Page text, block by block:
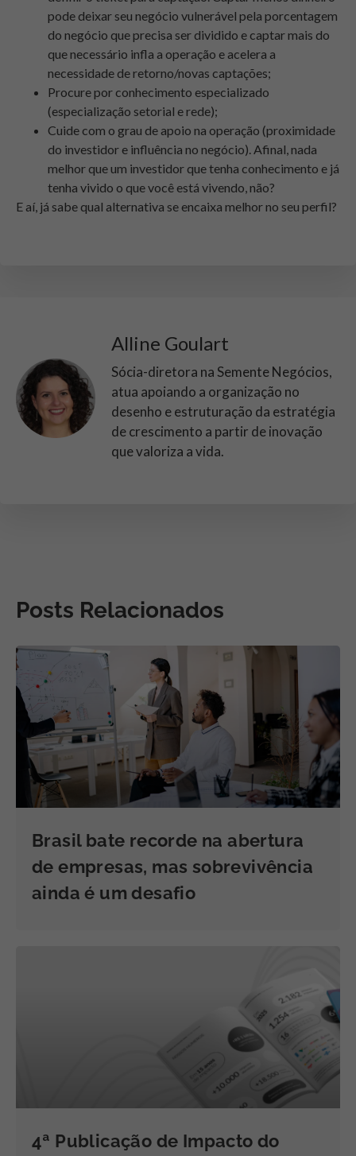
pode deixar seu negócio vulnerável pela porcentagem
do negócio que precisa ser dividido e captar mais do
que necessário infla a operação e acelera a
necessidade de retorno/novas captações;
Procure por conhecimento especializado
(especialização setorial e rede);
Cuide com o grau de apoio na operação (proximidade
do investidor e influência no negócio). Afinal, nada
melhor que um investidor que tenha conhecimento e já
tenha vivido o que você está vivendo, não?
E aí, já sabe qual alternativa se encaixa melhor no seu perfil?
Alline Goulart
Sócia-diretora na Semente Negócios,
atua apoiando a organização no
desenho e estruturação da estratégia
de crescimento a partir de inovação
que valoriza a vida.
Posts Relacionados
Brasil bate recorde na abertura
de empresas, mas sobrevivência
ainda é um desafio
4ª Publicação de Impacto do